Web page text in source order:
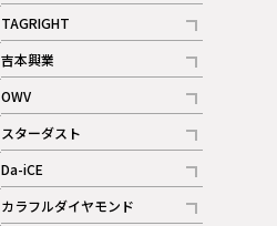
記事
TAGRIGHT
記事
吉本興業
記事
OWV
記事
ギャラリー
スターダスト
記事
Da-iCE
記事
カラフルダイヤモンド